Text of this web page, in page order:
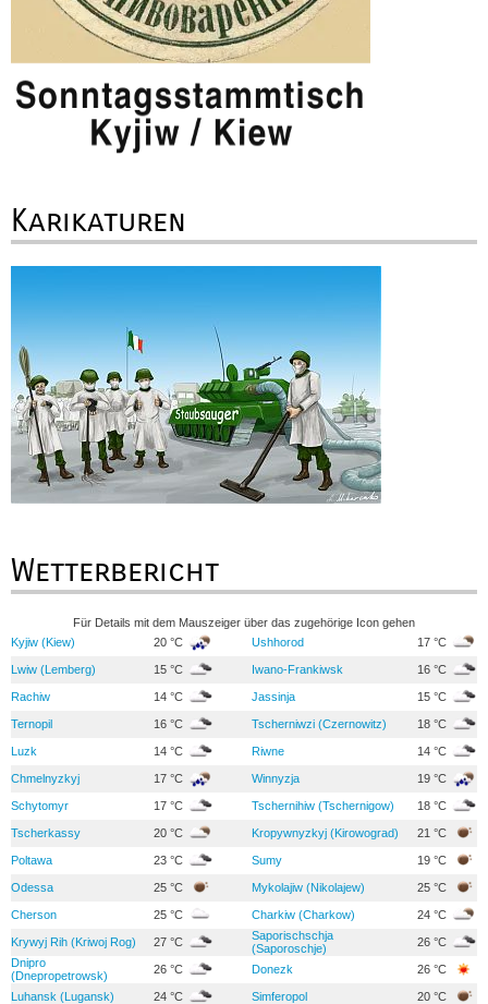
Karikaturen
Wetterbericht
Für Details mit dem Mauszeiger über das zugehörige Icon gehen
Kyjiw (Kiew)
20 °C Ushhorod 17 °C
Lwiw (Lemberg) 15 °C Iwano-Frankiwsk 16 °C
Rachiw 14 °C Jassinja 15 °C
Ternopil 16 °C Tscherniwzi (Czernowitz) 18 °C
Luzk 14 °C Riwne 14 °C
Chmelnyzkyj 17 °C Winnyzja 19 °C
Schytomyr 17 °C Tschernihiw (Tschernigow) 18 °C
Tscherkassy 20 °C Kropywnyzkyj (Kirowograd) 21 °C
Poltawa 23 °C Sumy 19 °C
Odessa 25 °C Mykolajiw (Nikolajew) 25 °C
Cherson 25 °C Charkiw (Charkow) 24 °C
Krywyj Rih (Kriwoj Rog) 27 °C
Saporischschja
(Saporoschje)
26 °C
Dnipro
(Dnepropetrowsk)
26 °C Donezk 26 °C
Luhansk (Lugansk) 24 °C Simferopol 20 °C